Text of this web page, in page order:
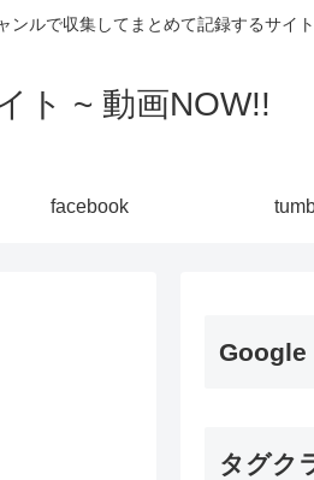
ルで収集してまとめて記録するサイト
ト ~ 動画NOW!!
facebook
Google
タグク